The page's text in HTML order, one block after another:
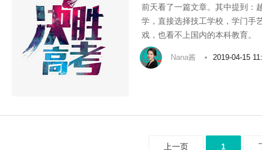
前天看了一篇文章。其中提到：
学，直接选择技工学校，学门手
戏，也看不上国内的本科教育。
Nana酱 2019-04-15
上一页 1